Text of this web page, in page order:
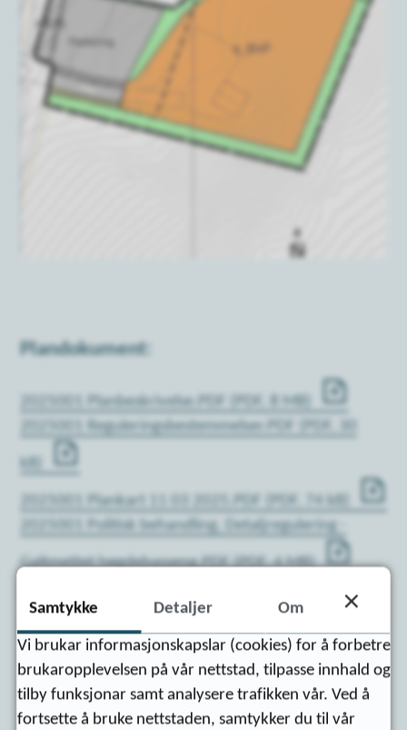
Plandokument:
2025001 Planbeskrivelse.PDF
(PDF, 8 MB)
2025001 Reguleringsbestemmelser.PDF
(PDF, 30
2025001 Plankart 11 03 2025.PDF
(PDF, 74 kB)
2025001 Politisk behandling, Detaljregulering -
Galtmettet høgdebasseng.PDF(PDF, 4 MB)
2025001 Skredfareutredning for høydebasseng
Galtmettet 247258_1_1.PDF.pdf(PDF, 9 MB)
2025001 Høringsinnspill_samlet
Samtykke Detaljer Om
Vi brukar informasjonskapslar (cookies) for å forbetre
brukaropplevelsen på vår nettstad, tilpasse innhald og
tilby funksjonar samt analysere trafikken vår. Ved å
fortsette å bruke nettstaden, samtykker du til vår